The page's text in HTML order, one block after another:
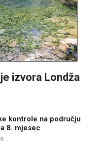
izvora Londža
kontrole na području
8. mjesec